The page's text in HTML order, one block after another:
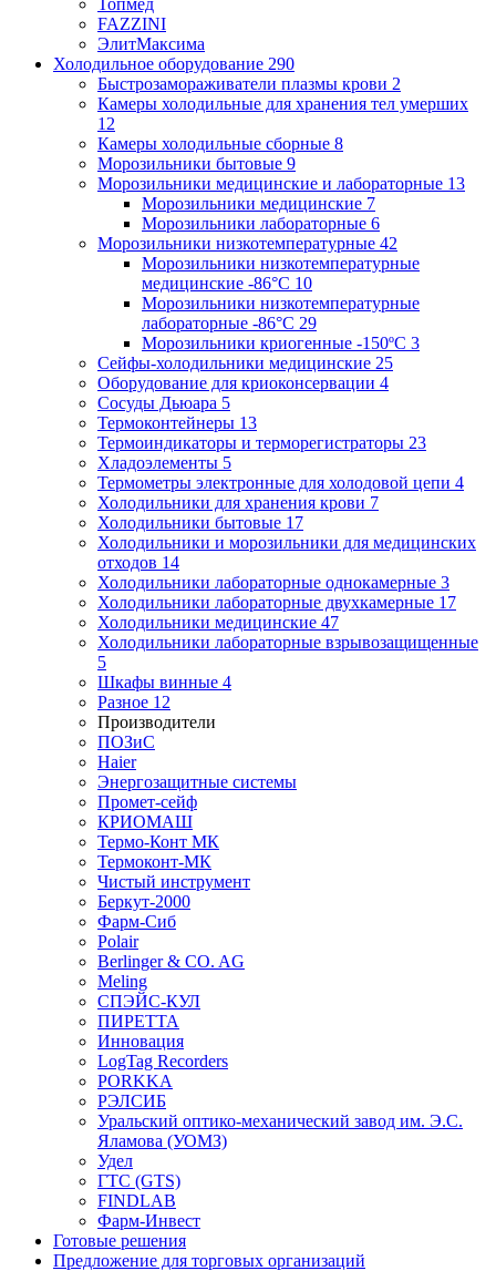
FAZZINI
ЭлитМаксима
Холодильное оборудование 290
Быстрозамораживатели плазмы крови 2
Камеры холодильные для хранения тел умерших
12
Камеры холодильные сборные 8
Морозильники бытовые 9
Морозильники медицинские и лабораторные 13
Морозильники медицинские 7
Морозильники лабораторные 6
Морозильники низкотемпературные 42
Морозильники низкотемпературные
медицинские -86°С 10
Морозильники низкотемпературные
лабораторные -86°С 29
Морозильники криогенные -150ºC 3
Сейфы-холодильники медицинские 25
Оборудование для криоконсервации 4
Сосуды Дьюара 5
Термоконтейнеры 13
Термоиндикаторы и терморегистраторы 23
Хладоэлементы 5
Термометры электронные для холодовой цепи 4
Холодильники для хранения крови 7
Холодильники бытовые 17
Холодильники и морозильники для медицинских
отходов 14
Холодильники лабораторные однокамерные 3
Холодильники лабораторные двухкамерные 17
Холодильники медицинские 47
Холодильники лабораторные взрывозащищенные
5
Шкафы винные 4
Разное 12
Производители
ПОЗиС
Haier
Энергозащитные системы
Промет-сейф
КРИОМАШ
Термо-Конт МК
Термоконт-МК
Чистый инструмент
Беркут-2000
Фарм-Сиб
Polair
Berlinger & CO. AG
Meling
СПЭЙС-КУЛ
ПИРЕТТА
Инновация
LogTag Recorders
PORKKA
РЭЛСИБ
Уральский оптико-механический завод им. Э.С.
Яламова (УОМЗ)
Удел
ГТС (GTS)
FINDLAB
Фарм-Инвест
Готовые решения
Предложение для торговых организаций